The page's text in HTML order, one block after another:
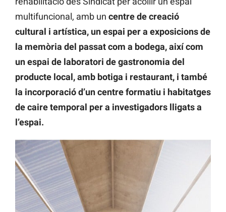
multifuncional, amb un centre de creació
cultural i artística, un espai per a exposicions de
la memòria del passat com a bodega, així com
un espai de laboratori de gastronomia del
producte local, amb botiga i restaurant, i també
la incorporació d’un centre formatiu i habitatges
de caire temporal per a investigadors lligats a
l’espai.